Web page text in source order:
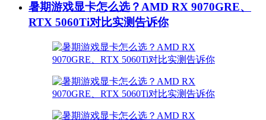
暑期游戏显卡怎么选？AMD RX 9070GRE、
RTX 5060Ti对比实测告诉你